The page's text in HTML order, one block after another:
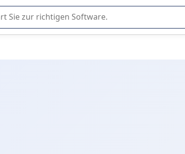
oder Auswahl von SaaS-Software in Unternehmen.